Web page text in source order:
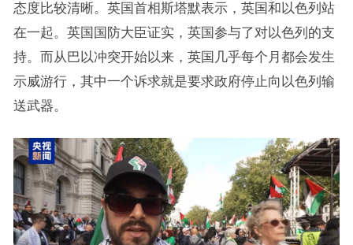
态度比较清晰。英国首相斯塔默表示，英国和以色列站
在一起。英国国防大臣证实，英国参与了对以色列的支
持。而从巴以冲突开始以来，英国几乎每个月都会发生
示威游行，其中一个诉求就是要求政府停止向以色列输
送武器。